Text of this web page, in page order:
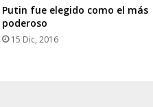
Putin fue elegido como el más
poderoso
15 Dic, 2016